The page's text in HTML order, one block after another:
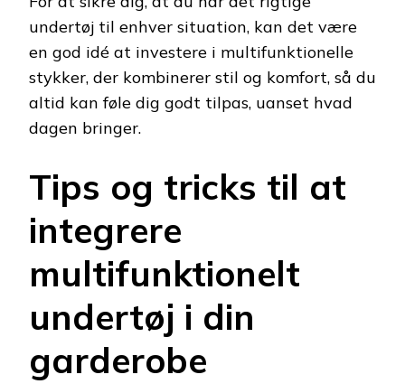
undertøj til enhver situation, kan det være
en god idé at investere i multifunktionelle
stykker, der kombinerer stil og komfort, så du
altid kan føle dig godt tilpas, uanset hvad
dagen bringer.
Tips og tricks til at
integrere
multifunktionelt
undertøj i din
garderobe